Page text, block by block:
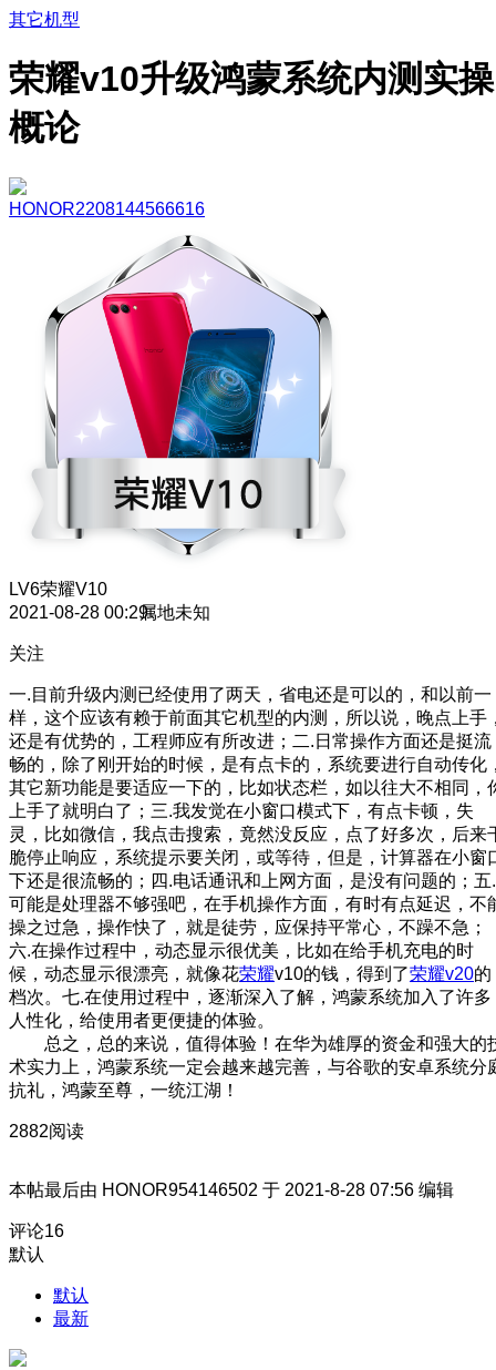
其它机型
荣耀v10升级鸿蒙系统内测实操
概论
HONOR2208144566616
LV6荣耀V10
2021-08-28 00:29属地未知
关注
一.目前升级内测已经使用了两天，省电还是可以的，和以前一
样，这个应该有赖于前面其它机型的内测，所以说，晚点上手
还是有优势的，工程师应有所改进；二.日常操作方面还是挺流
畅的，除了刚开始的时候，是有点卡的，系统要进行自动传化
其它新功能是要适应一下的，比如状态栏，如以往大不相同，
上手了就明白了；三.我发觉在小窗口模式下，有点卡顿，失
灵，比如微信，我点击搜索，竟然没反应，点了好多次，后来
脆停止响应，系统提示要关闭，或等待，但是，计算器在小窗
下还是很流畅的；四.电话通讯和上网方面，是没有问题的；五.
可能是处理器不够强吧，在手机操作方面，有时有点延迟，不
操之过急，操作快了，就是徒劳，应保持平常心，不躁不急；
六.在操作过程中，动态显示很优美，比如在给手机充电的时
候，动态显示很漂亮，就像花荣耀v10的钱，得到了荣耀v20的
档次。七.在使用过程中，逐渐深入了解，鸿蒙系统加入了许多
人性化，给使用者更便捷的体验。
总之，总的来说，值得体验！在华为雄厚的资金和强大的
术实力上，鸿蒙系统一定会越来越完善，与谷歌的安卓系统分
抗礼，鸿蒙至尊，一统江湖！
2882阅读
本帖最后由 HONOR954146502 于 2021-8-28 07:56 编辑
评论16
默认
默认
最新